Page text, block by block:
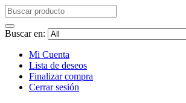
Buscar en:
Mi Cuenta
Lista de deseos
Finalizar compra
Cerrar sesión